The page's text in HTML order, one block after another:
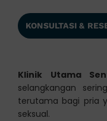
KONSULTASI &
Klinik Utama
selangkangan
terutama bagi pria
seksual.